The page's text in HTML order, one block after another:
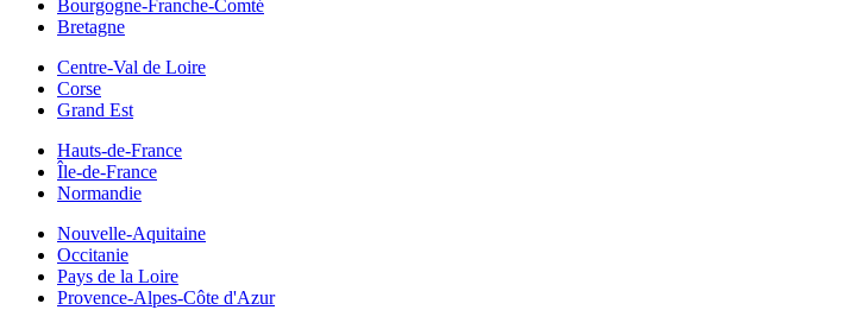
Bourgogne-Franche-Comté
Bretagne
Centre-Val de Loire
Corse
Grand Est
Hauts-de-France
Île-de-France
Normandie
Nouvelle-Aquitaine
Occitanie
Pays de la Loire
Provence-Alpes-Côte d'Azur